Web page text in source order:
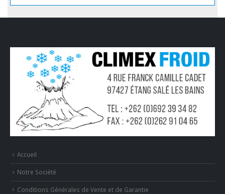
Accueil
Notre Société
Conditions Générales de Vente et de Garantie